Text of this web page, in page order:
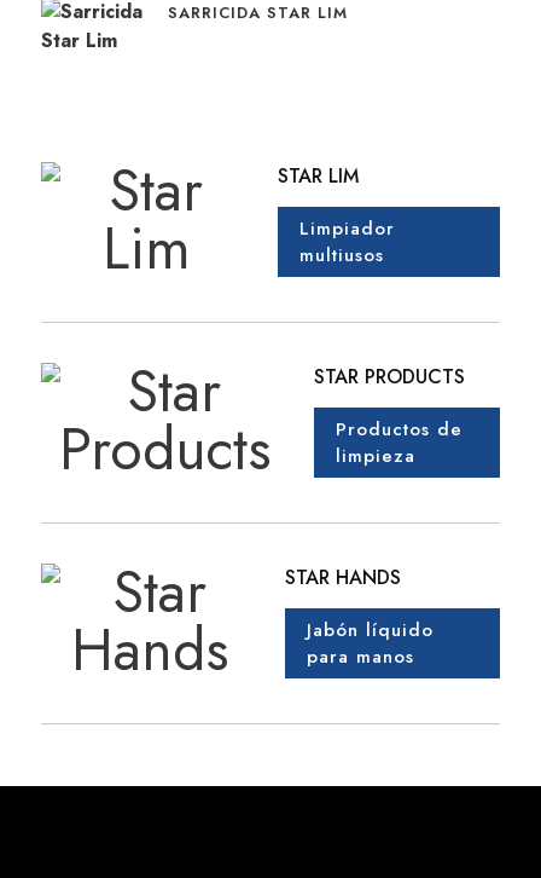
SARRICIDA STAR LIM
STAR LIM
Limpiador
multiusos
STAR PRODUCTS
Productos de
limpieza
STAR HANDS
Jabón líquido
para manos